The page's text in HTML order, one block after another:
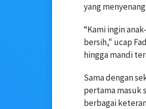
yang
“Kami ingin
bersih," ucap
hingga mandi
Sama dengan
pertama masuk
berbagai